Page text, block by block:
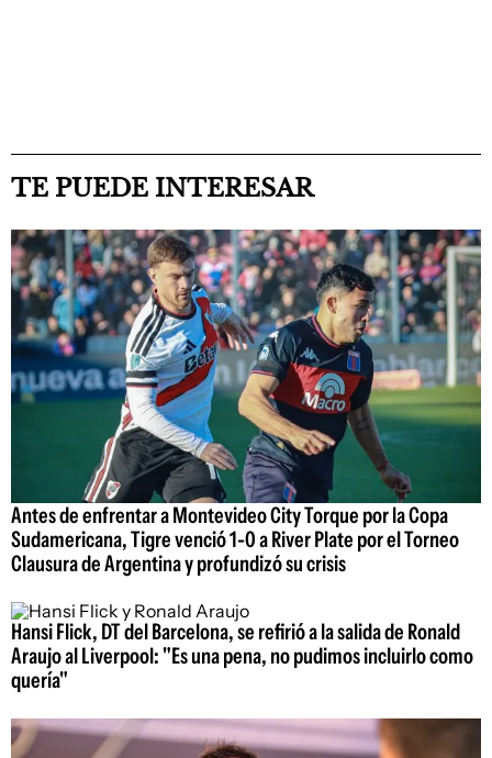
TE PUEDE INTERESAR
Antes de enfrentar a Montevideo City Torque por la Copa
Sudamericana, Tigre venció 1-0 a River Plate por el Torneo
Clausura de Argentina y profundizó su crisis
Hansi Flick, DT del Barcelona, se refirió a la salida de Ronald
Araujo al Liverpool: "Es una pena, no pudimos incluirlo como
quería"